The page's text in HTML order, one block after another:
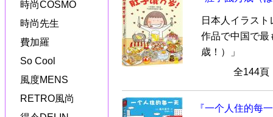
時尚COSMO
時尚先生
費加羅
So Cool
風度MENS
RETRO風尚
日本人イラス
作品で中国で最
歳！）」
全144
『一个人住的每